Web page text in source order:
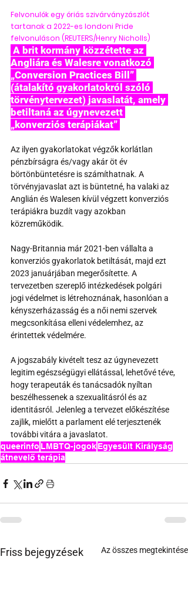
Felvonulók egy óriás szivárványzászlót
tartanak a 2022-es londoni Pride
felvonuláson (REUTERS/Henry Nicholls)
Angliára és Walesre vonatkozó
„Conversion Practices Bill”
(átalakító gyakorlatokról szóló
törvénytervezet) javaslatát, amely
betiltaná az úgynevezett
„konverziós terápiákat”
Az ilyen gyakorlatokat végzők korlátlan
pénzbírságra és/vagy akár öt év
börtönbüntetésre is számíthatnak. A
törvényjavaslat azt is büntetné, ha valaki az
Anglián és Walesen kívül végzett konverziós
terápiákra buzdít vagy azokban
közreműködik.
Nagy-Britannia már 2021-ben vállalta a
konverziós gyakorlatok betiltását, majd ezt
2023 januárjában megerősítette. A
tervezetben szereplő intézkedések polgári
jogi védelmet is létrehoznának, hasonlóan a
kényszerházasság és a női nemi szervek
megcsonkítása elleni védelemhez, az
érintettek védelmére.
A jogszabály kivételt tesz az úgynevezett
legitim egészségügyi ellátással, lehetővé téve,
hogy terapeuták és tanácsadók nyíltan
beszélhessenek a szexualitásról és az
identitásról. Jelenleg a tervezet előkészítése
zajlik, mielőtt a parlament elé terjesztenék
további vitára a javaslatot.
queerinfo LMBTQ-jogokEgyesült Királyság
átnevelő terápia
Friss bejegyzések Az összes megtekintése